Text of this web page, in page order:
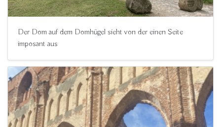
Der Dom auf dem Domhügel sieht von der einen Seite
imposant aus